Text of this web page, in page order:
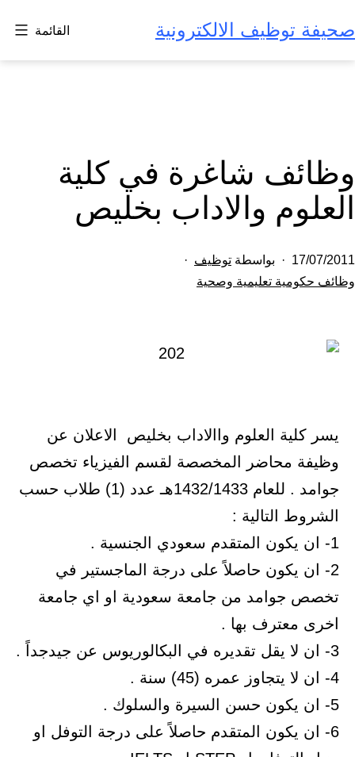
إلى
المحتوى
صحيفة توظيف الالكترونية القائمة
وظائف شاغرة في كلية
العلوم والاداب بخليص
تم
النشر
17/07/2011 بواسطة توظيف
مصنف
وظائف حكومية تعليمية وصحية
يسر كلية العلوم واالاداب بخليص الاعلان عن
وظيفة محاضر المخصصة لقسم الفيزياء تخصص
جوامد . للعام 1432/1433هـ عدد (1) طلاب حسب
الشروط التالية :
1- ان يكون المتقدم سعودي الجنسية .
2- ان يكون حاصلاً على درجة الماجستير في
تخصص جوامد من جامعة سعودية او اي جامعة
اخرى معترف بها .
3- ان لا يقل تقديره في البكالوريوس عن جيدجداً .
4- ان لا يتجاوز عمره (45) سنة .
5- ان يكون حسن السيرة والسلوك .
6- ان يكون المتقدم حاصلاً على درجة التوفل او